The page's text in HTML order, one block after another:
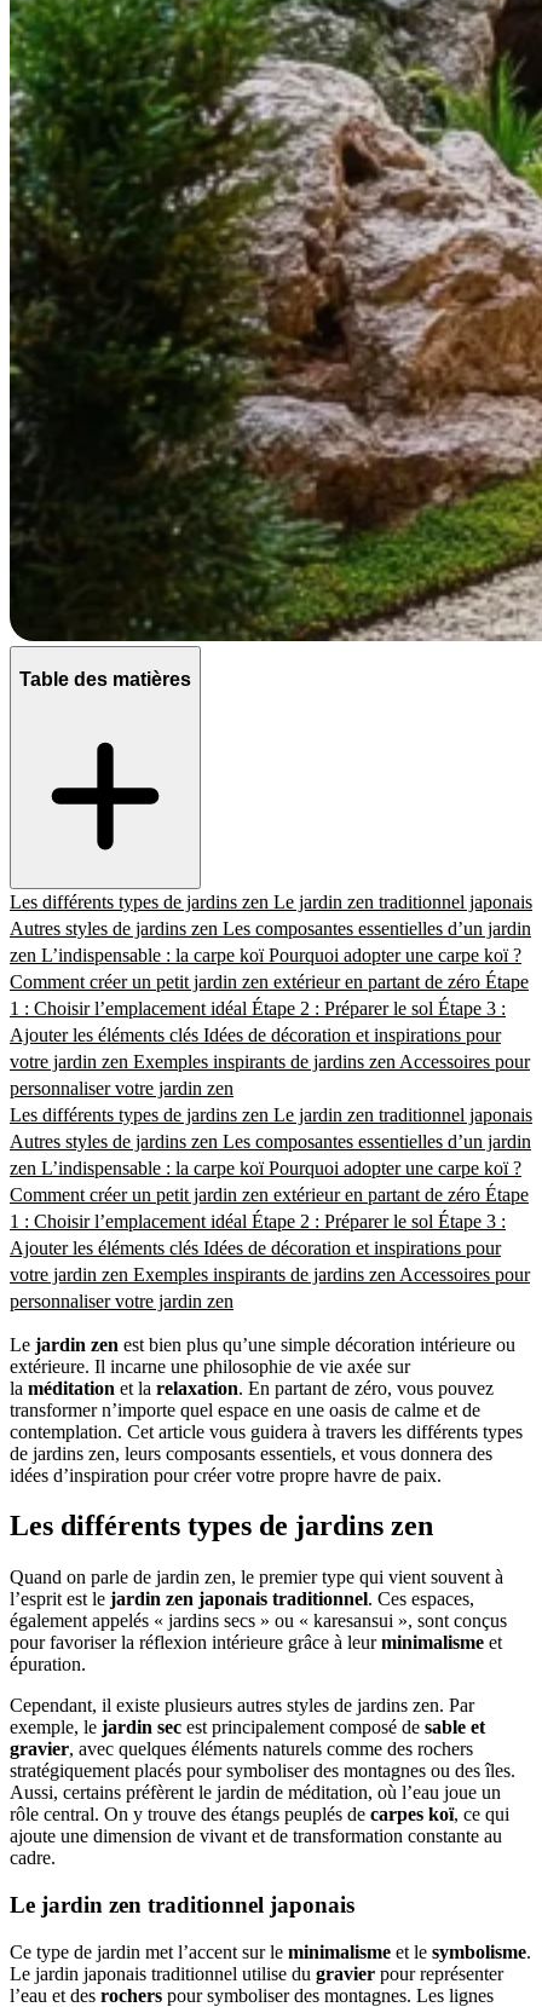
Table des matières
Les différents types de jardins zen Le jardin zen traditionnel japonais
Autres styles de jardins zen Les composantes essentielles d’un jardin
zen L’indispensable : la carpe koïPourquoi adopter une carpe koï ?
Comment créer un petit jardin zen extérieur en partant de zéro Étape
1 : Choisir l’emplacement idéal Étape 2 : Préparer le sol Étape 3 :
Ajouter les éléments clés Idées de décoration et inspirations pour
votre jardin zen Exemples inspirants de jardins zen Accessoires pour
personnaliser votre jardin zen
Les différents types de jardins zen Le jardin zen traditionnel japonais
Autres styles de jardins zen Les composantes essentielles d’un jardin
zen L’indispensable : la carpe koïPourquoi adopter une carpe koï ?
Comment créer un petit jardin zen extérieur en partant de zéro Étape
1 : Choisir l’emplacement idéal Étape 2 : Préparer le sol Étape 3 :
Ajouter les éléments clés Idées de décoration et inspirations pour
votre jardin zen Exemples inspirants de jardins zen Accessoires pour
personnaliser votre jardin zen
Le jardin zen est bien plus qu’une simple décoration intérieure ou
extérieure. Il incarne une philosophie de vie axée sur
la méditation et la relaxation. En partant de zéro, vous pouvez
transformer n’importe quel espace en une oasis de calme et de
contemplation. Cet article vous guidera à travers les différents types
de jardins zen, leurs composants essentiels, et vous donnera des
idées d’inspiration pour créer votre propre havre de paix.
Les différents types de jardins zen
Quand on parle de jardin zen, le premier type qui vient souvent à
l’esprit est le jardin zen japonais traditionnel. Ces espaces,
également appelés « jardins secs » ou « karesansui », sont conçus
pour favoriser la réflexion intérieure grâce à leurminimalisme et
épuration.
Cependant, il existe plusieurs autres styles de jardins zen. Par
exemple, le jardin sec est principalement composé de sable et
gravier, avec quelques éléments naturels comme des rochers
stratégiquement placés pour symboliser des montagnes ou des îles.
Aussi, certains préfèrent le jardin de méditation, où l’eau joue un
rôle central. On y trouve des étangs peuplés de carpes koï, ce qui
ajoute une dimension de vivant et de transformation constante au
cadre.
Le jardin zen traditionnel japonais
Ce type de jardin met l’accent sur le minimalisme et le symbolisme.
Le jardin japonais traditionnel utilise du gravier pour représenter
l’eau et des rochers pour symboliser des montagnes. Les lignes